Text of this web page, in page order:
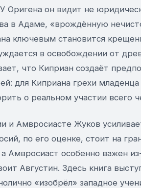
Оригена он видит не
в Адаме, «врождённую
ключевым становится
в освобождении от
что Киприан создаёт
для Киприана грехи
о реальном участии всего
и Амвросиасте Жуков
по его оценке, стоит на
Амвросиаст особенно важен
Августин. Здесь книга
«изобрёл» западное